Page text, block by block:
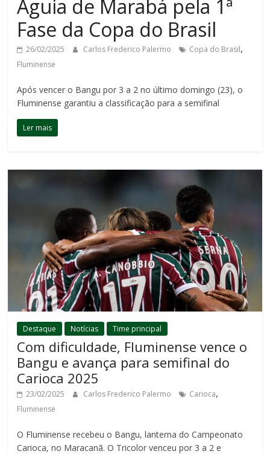
Águia de Marabá pela 1ª
Fase da Copa do Brasil
26/02/2025 Carlos Frederico Palermo Copa do Brasil,
Fluminense
Após vencer o Bangu por 3 a 2 no último domingo (23), o
Fluminense garantiu a classificação para a semifinal
Ler mais
Destaque Notícias Time principal
Com dificuldade, Fluminense vence o
Bangu e avança para semifinal do
Carioca 2025
23/02/2025 Carlos Frederico Palermo Carioca,
Fluminense
O Fluminense recebeu o Bangu, lanterna do Campeonato
Carioca, no Maracanã. O Tricolor venceu por 3 a 2 e